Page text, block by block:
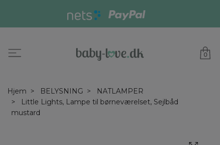
0
Hjem BELYSNING
NATLAMPER
Little Lights, Lampe til børneværelset, Sejlbåd
mustard